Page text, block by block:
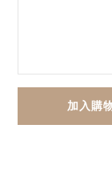
加入購